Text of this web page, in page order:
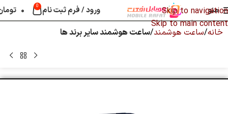
Skip to navigation
Skip to main content
منو ورود / فرم ثبت نام 0 ۰
خانه ساعت هوشمند ساعت هوشمند سایر برند ها